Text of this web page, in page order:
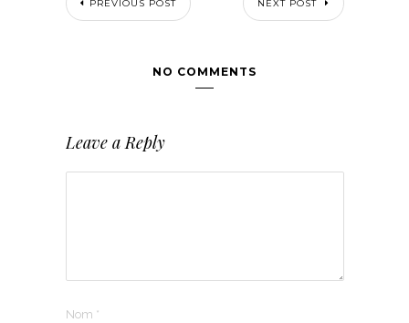
PREVIOUS POST NEXT POST
NO COMMENTS
Leave a Reply
Nom *